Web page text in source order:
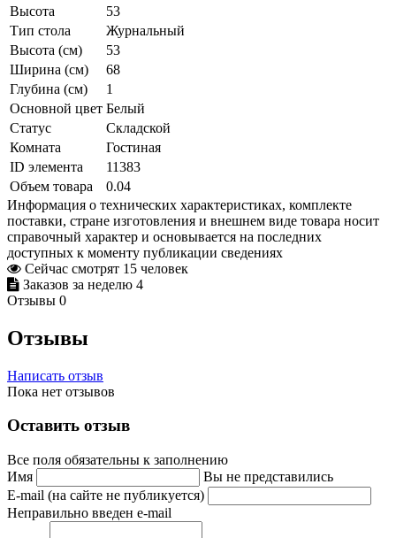
Высота
53
Тип стола
Журнальный
Высота (см)
53
Ширина (см)
68
Глубина (см)
1
Основной цвет Белый
Статус
Складской
Комната
Гостиная
ID элемента
11383
Объем товара
0.04
Информация о технических характеристиках, комплекте
поставки, стране изготовления и внешнем виде товара носит
справочный характер и основывается на последних
доступных к моменту публикации сведениях
Сейчас смотрят 15 человек
Заказов за неделю 4
Отзывы 0
Отзывы
Написать отзыв
Пока нет отзывов
Оставить отзыв
Все поля обязательны к заполнению
Имя
Вы не представились
E-mail (на сайте не публикуется)
Неправильно введен e-mail